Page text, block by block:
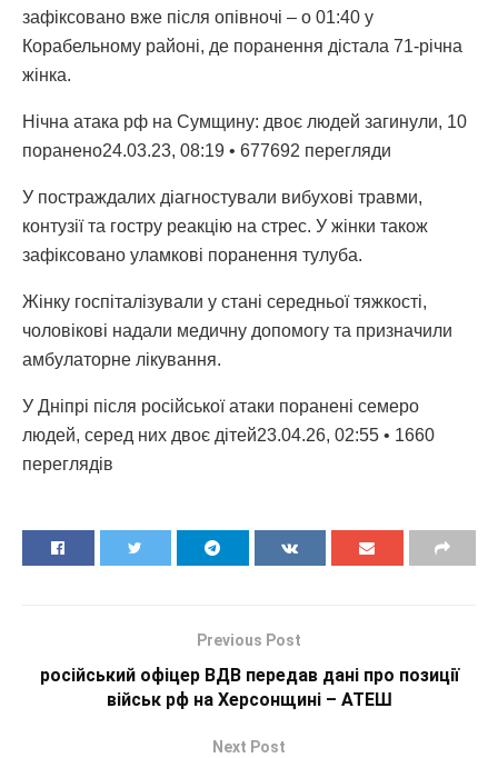
зафіксовано вже після опівночі – о 01:40 у
Корабельному районі, де поранення дістала 71-річна
жінка.
Нічна атака рф на Сумщину: двоє людей загинули, 10
поранено24.03.23, 08:19 • 677692 перегляди
У постраждалих діагностували вибухові травми,
контузії та гостру реакцію на стрес. У жінки також
зафіксовано уламкові поранення тулуба.
Жінку госпіталізували у стані середньої тяжкості,
чоловікові надали медичну допомогу та призначили
амбулаторне лікування.
У Дніпрі після російської атаки поранені семеро
людей, серед них двоє дітей23.04.26, 02:55 • 1660
переглядiв
Previous Post
російський офіцер ВДВ передав дані про позиції
військ рф на Херсонщині – АТЕШ
Next Post